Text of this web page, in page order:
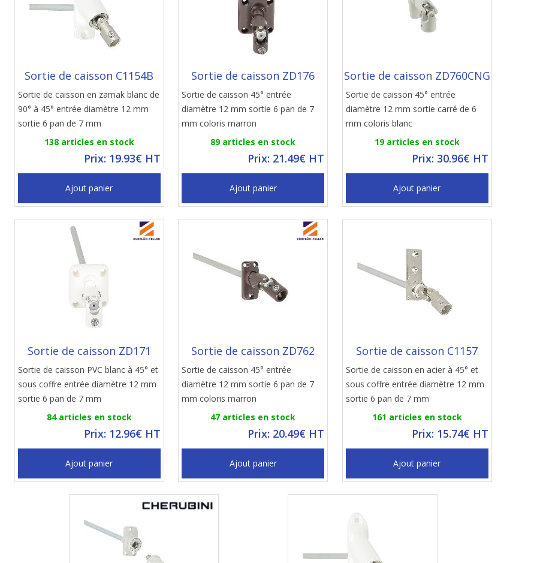
Sortie de caisson C1154B
Sortie de caisson en zamak blanc de
90° à 45° entrée diamètre 12 mm
sortie 6 pan de 7 mm
138 articles en stock
Prix: 19.93€ HT
Ajout panier
Sortie de caisson ZD176
Sortie de caisson 45° entrée
diamètre 12 mm sortie 6 pan de 7
mm coloris marron
89 articles en stock
Prix: 21.49€ HT
Ajout panier
Sortie de caisson ZD760CNG
Sortie de caisson 45° entrée
diamètre 12 mm sortie carré de 6
mm coloris blanc
19 articles en stock
Prix: 30.96€ HT
Ajout panier
Sortie de caisson ZD171
Sortie de caisson PVC blanc à 45° et
sous coffre entrée diamètre 12 mm
sortie 6 pan de 7 mm
84 articles en stock
Prix: 12.96€ HT
Ajout panier
Sortie de caisson ZD762
Sortie de caisson 45° entrée
diamètre 12 mm sortie 6 pan de 7
mm coloris marron
47 articles en stock
Prix: 20.49€ HT
Ajout panier
Sortie de caisson C1157
Sortie de caisson en acier à 45° et
sous coffre entrée diamètre 12 mm
sortie 6 pan de 7 mm
161 articles en stock
Prix: 15.74€ HT
Ajout panier